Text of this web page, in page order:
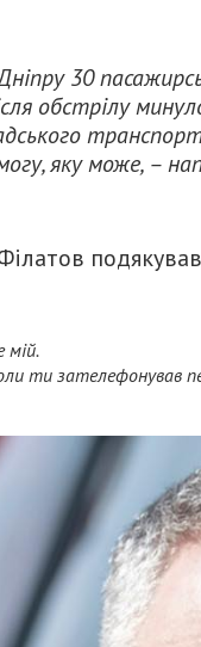
30
обстрілу
яку може, –
мій.
ти зателефонував